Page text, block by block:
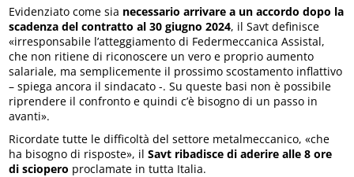
Evidenziato come sia necessario arrivare a un accordo dopo la
scadenza del contratto al 30 giugno 2024, il Savt definisce
«irresponsabile l’atteggiamento di Federmeccanica Assistal,
che non ritiene di riconoscere un vero e proprio aumento
salariale, ma semplicemente il prossimo scostamento inflattivo
– spiega ancora il sindacato -. Su queste basi non è possibile
riprendere il confronto e quindi c’è bisogno di un passo in
avanti».
Ricordate tutte le difficoltà del settore metalmeccanico, «che
ha bisogno di risposte», ilSavt ribadisce di aderire alle 8 ore
di sciopero proclamate in tutta Italia.